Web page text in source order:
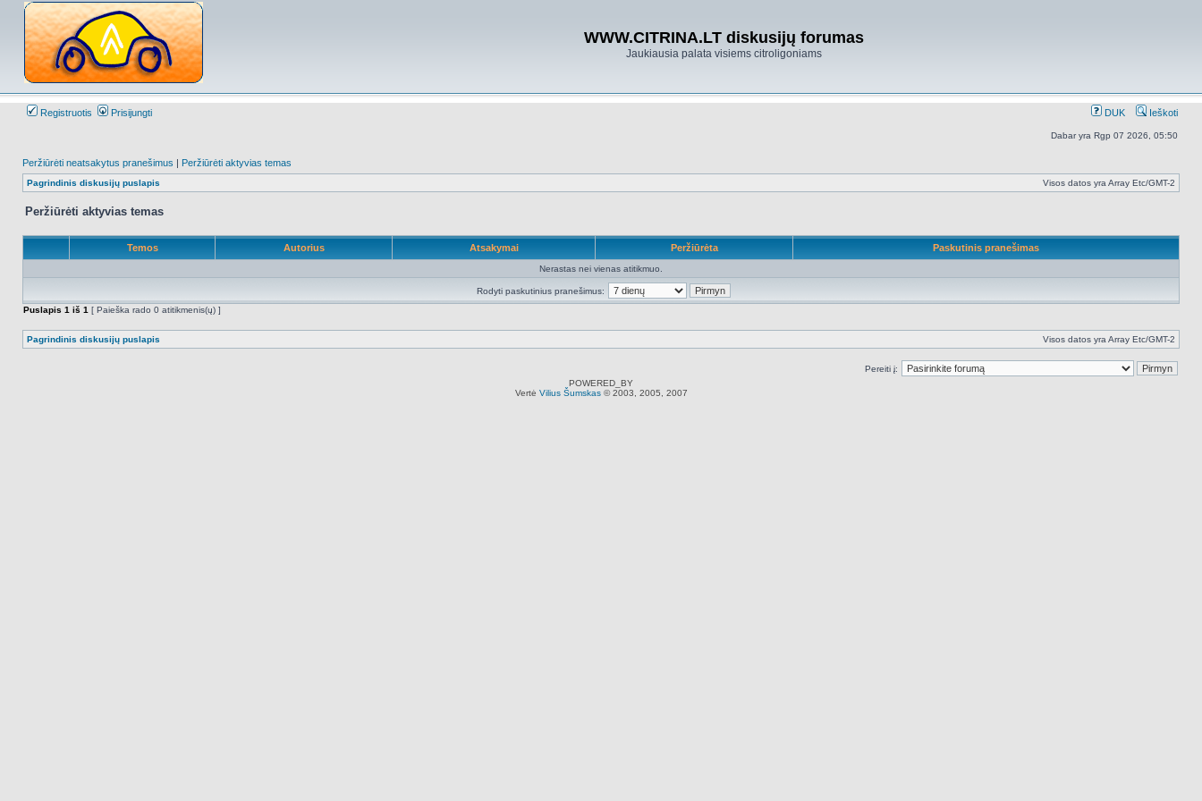
WWW.CITRINA.LT diskusijų forumas
Jaukiausia palata visiems citroligoniams
Registruotis Prisijungti DUK Ieškoti
Dabar yra Rgp 07 2026, 05:50
Peržiūrėti neatsakytus pranešimus | Peržiūrėti aktyvias temas
Pagrindinis diskusijų puslapis Visos datos yra Array Etc/GMT-2
Peržiūrėti aktyvias temas
Temos Autorius Atsakymai Peržiūrėta Paskutinis pranešimas
Nerastas nei vienas atitikmuo.
Rodyti paskutinius pranešimus:
Puslapis 1 iš 1 [ Paieška rado 0 atitikmenis(ų) ]
Pagrindinis diskusijų puslapis Visos datos yra Array Etc/GMT-2
Pereiti į:
POWERED_BY
Vertė Vilius Šumskas© 2003, 2005, 2007